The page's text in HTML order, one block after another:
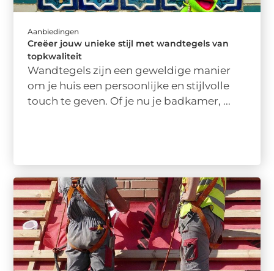
Aanbiedingen
Creëer jouw unieke stijl met wandtegels van
topkwaliteit
Wandtegels zijn een geweldige manier
om je huis een persoonlijke en stijlvolle
touch te geven. Of je nu je badkamer, ...